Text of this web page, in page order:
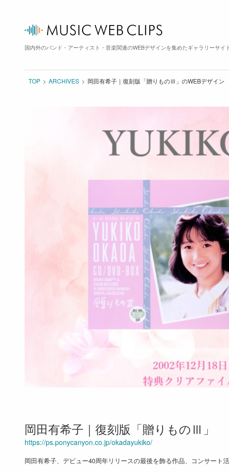
国内外のバンド・アーティスト・音楽関連のWEBデザインを集めたギャラリーサイト
TOP ARCHIVES 岡田有希子｜復刻版「贈りものⅢ」のWEBデザイン
岡田有希子｜復刻版「贈りものⅢ」
https://ps.ponycanyon.co.jp/okadayukiko/
岡田有希子、デビュー40周年リリースの最後を飾る作品、コンサート